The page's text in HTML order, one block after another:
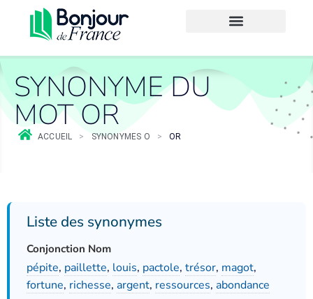
SYNONYME DU
MOT OR
ACCUEIL > SYNONYMES O > OR
Liste des synonymes
Conjonction Nom
pépite, paillette, louis, pactole, trésor, magot,
fortune, richesse, argent, ressources, abondance